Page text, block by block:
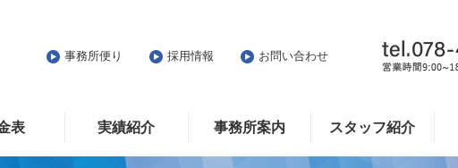
事務所便り 採用情報 お問い合わせ
表 実績紹介 事務所案内 スタッフ紹介